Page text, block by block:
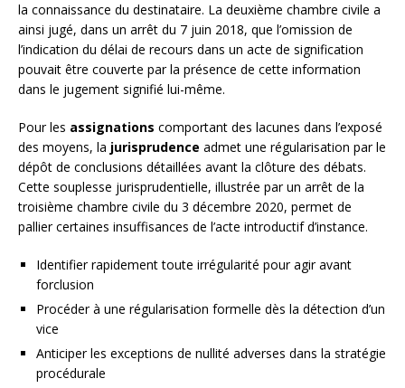
la connaissance du destinataire. La deuxième chambre civile a
ainsi jugé, dans un arrêt du 7 juin 2018, que l’omission de
l’indication du délai de recours dans un acte de signification
pouvait être couverte par la présence de cette information
dans le jugement signifié lui-même.
Pour les assignations comportant des lacunes dans l’exposé
des moyens, la jurisprudence admet une régularisation par le
dépôt de conclusions détaillées avant la clôture des débats.
Cette souplesse jurisprudentielle, illustrée par un arrêt de la
troisième chambre civile du 3 décembre 2020, permet de
pallier certaines insuffisances de l’acte introductif d’instance.
Identifier rapidement toute irrégularité pour agir avant
forclusion
Procéder à une régularisation formelle dès la détection d’un
vice
Anticiper les exceptions de nullité adverses dans la stratégie
procédurale